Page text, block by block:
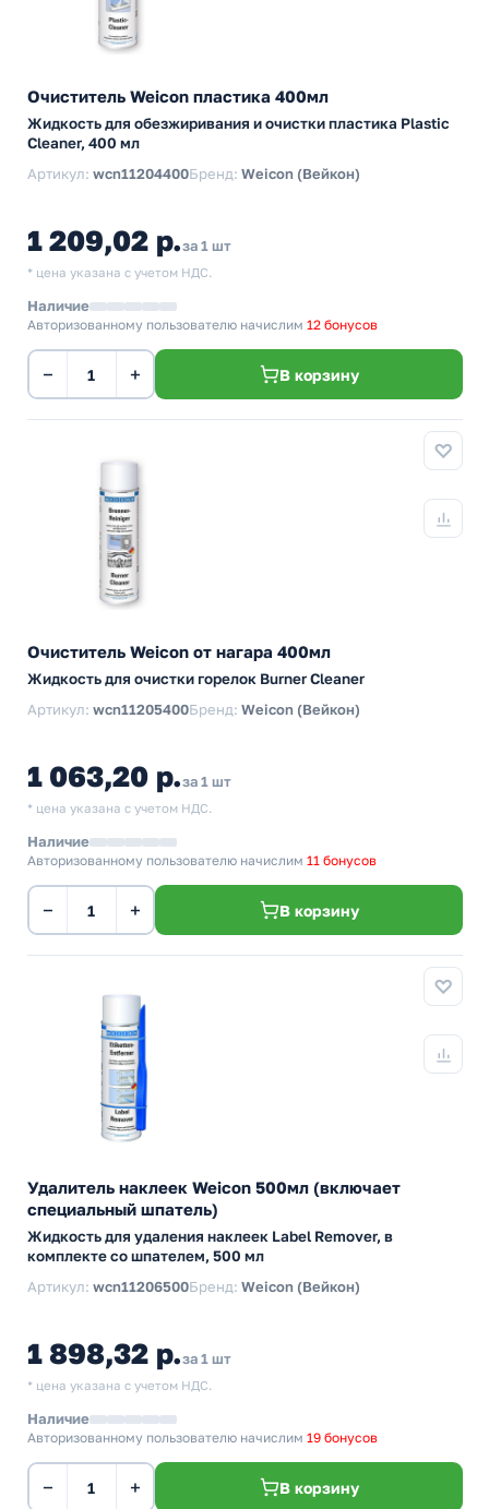
Очиститель Weicon пластика 400мл
Жидкость для обезжиривания и очистки пластика Plastic
Cleaner, 400 мл
Артикул: wcn11204400Бренд: Weicon (Вейкон)
1 209,02 р.за 1 шт
* цена указана с учетом НДС.
Наличие
Авторизованному пользователю начислим 12 бонусов
− + В корзину
Очиститель Weicon от нагара 400мл
Жидкость для очистки горелок Burner Cleaner
Артикул: wcn11205400Бренд: Weicon (Вейкон)
1 063,20 р.за 1 шт
* цена указана с учетом НДС.
Наличие
Авторизованному пользователю начислим 11 бонусов
− + В корзину
Удалитель наклеек Weicon 500мл (включает
специальный шпатель)
Жидкость для удаления наклеек Label Remover, в
комплекте со шпателем, 500 мл
Артикул: wcn11206500Бренд: Weicon (Вейкон)
1 898,32 р.за 1 шт
* цена указана с учетом НДС.
Наличие
Авторизованному пользователю начислим 19 бонусов
− + В корзину